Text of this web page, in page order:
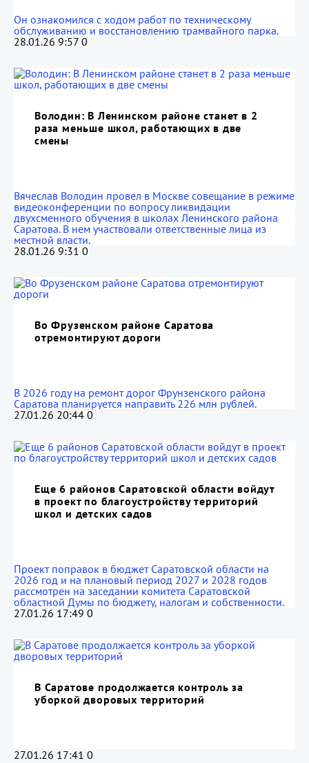
Он ознакомился с ходом работ по техническому
обслуживанию и восстановлению трамвайного парка.
28.01.26 9:57 0
Володин: В Ленинском районе станет в 2
раза меньше школ, работающих в две
смены
Вячеслав Володин провел в Москве совещание в режиме
видеоконференции по вопросу ликвидации
двухсменного обучения в школах Ленинского района
Саратова. В нем участвовали ответственные лица из
местной власти.
28.01.26 9:31 0
Во Фрузенском районе Саратова
отремонтируют дороги
В 2026 году на ремонт дорог Фрунзенского района
Саратова планируется направить 226 млн рублей.
27.01.26 20:44 0
Еще 6 районов Саратовской области войдут
в проект по благоустройству территорий
школ и детских садов
Проект поправок в бюджет Саратовской области на
2026 год и на плановый период 2027 и 2028 годов
рассмотрен на заседании комитета Саратовской
областной Думы по бюджету, налогам и собственности.
27.01.26 17:49 0
В Саратове продолжается контроль за
уборкой дворовых территорий
27.01.26 17:41 0